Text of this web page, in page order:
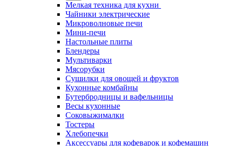
Мелкая техника для кухни
Чайники электрические
Микроволновые печи
Мини-печи
Настольные плиты
Блендеры
Мультиварки
Мясорубки
Сушилки для овощей и фруктов
Кухонные комбайны
Бутербродницы и вафельницы
Весы кухонные
Соковыжималки
Тостеры
Хлебопечки
Аксессуары для кофеварок и кофемашин